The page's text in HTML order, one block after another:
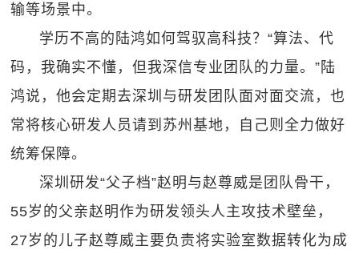
输等场景中。
学历不高的陆鸿如何驾驭高科技？“算法、代
码，我确实不懂，但我深信专业团队的力量。”陆
鸿说，他会定期去深圳与研发团队面对面交流，也
常将核心研发人员请到苏州基地，自己则全力做好
统筹保障。
深圳研发“父子档”赵明与赵尊威是团队骨干，
55岁的父亲赵明作为研发领头人主攻技术壁垒，
27岁的儿子赵尊威主要负责将实验室数据转化为成